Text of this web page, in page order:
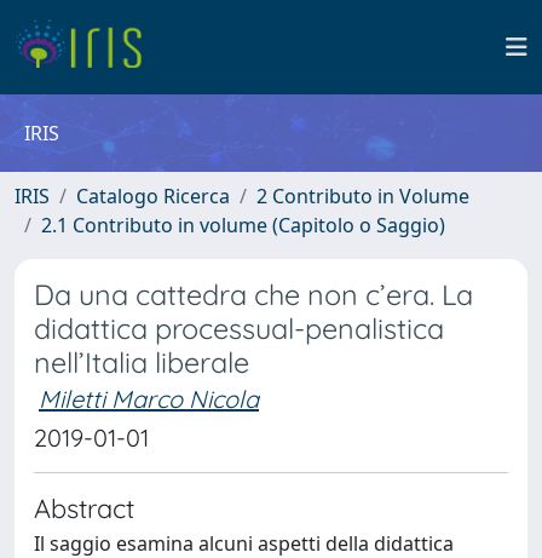
IRIS
IRIS Catalogo Ricerca
2 Contributo in Volume
2.1 Contributo in volume (Capitolo o Saggio)
Da una cattedra che non c’era. La
didattica processual-penalistica
nell’Italia liberale
Miletti Marco Nicola
2019-01-01
Abstract
Il saggio esamina alcuni aspetti della didattica